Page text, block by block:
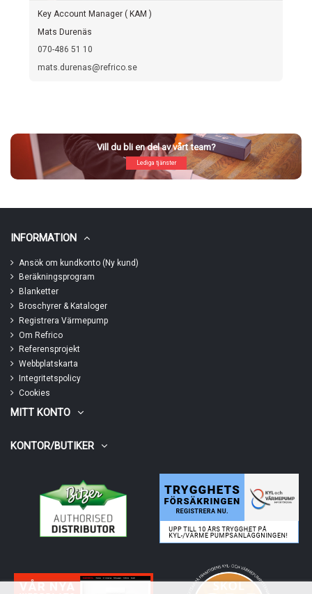
Key Account Manager ( KAM )
Mats Durenäs
070-486 51 10
mats.durenas@refrico.se
Vill du bli en del av vårt team?
Lediga tjänster
INFORMATION
Ansök om kundkonto (Ny kund)
Beräkningsprogram
Blanketter
Broschyrer & Kataloger
Registrera Värmepump
Om Refrico
Referensprojekt
Webbplatskarta
Integritetspolicy
Cookies
MITT KONTO
KONTOR/BUTIKER